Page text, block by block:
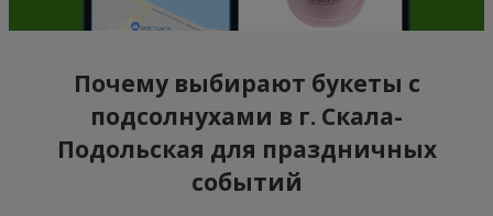
Почему выбирают букеты с
подсолнухами в г. Скала-
Подольская для праздничных
событий